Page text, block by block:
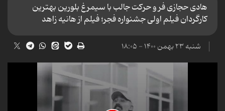
هادی حجازی فر و حرکت جالب با سیمرغ بلورین بهترین
کارگردان فیلم اولی جشنواره فجر؛ فیلم از هانیه زاهد
شنبه ۲۳ بهمن ۱۴۰۰ - ۱۸:۰۵